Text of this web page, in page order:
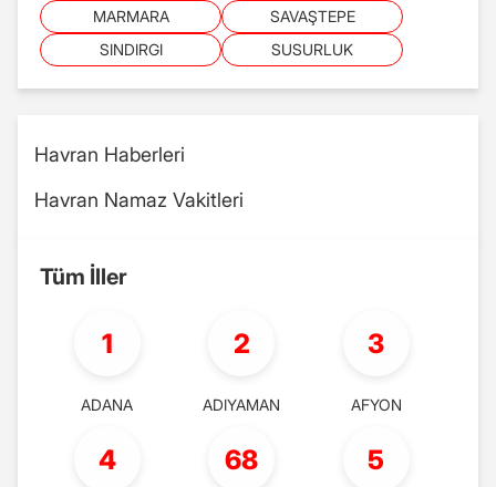
MARMARA
SAVAŞTEPE
SINDIRGI
SUSURLUK
Havran Haberleri
Havran Namaz Vakitleri
Tüm İller
1
ADANA
2
ADIYAMAN
3
AFYON
4 68 5